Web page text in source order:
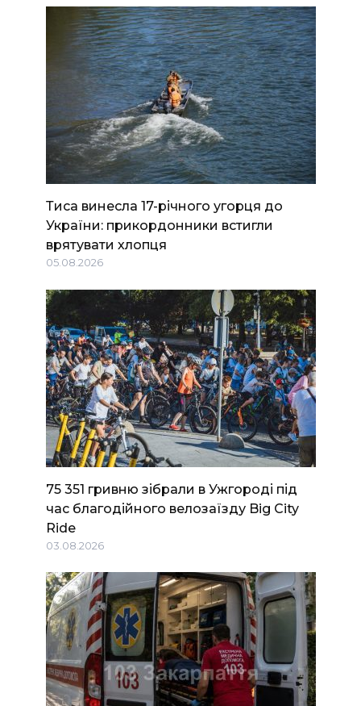
Тиса винесла 17-річного угорця до
України: прикордонники встигли
врятувати хлопця
05.08.2026
75 351 гривню зібрали в Ужгороді під
час благодійного велозаїзду Big Сity
Ride
03.08.2026